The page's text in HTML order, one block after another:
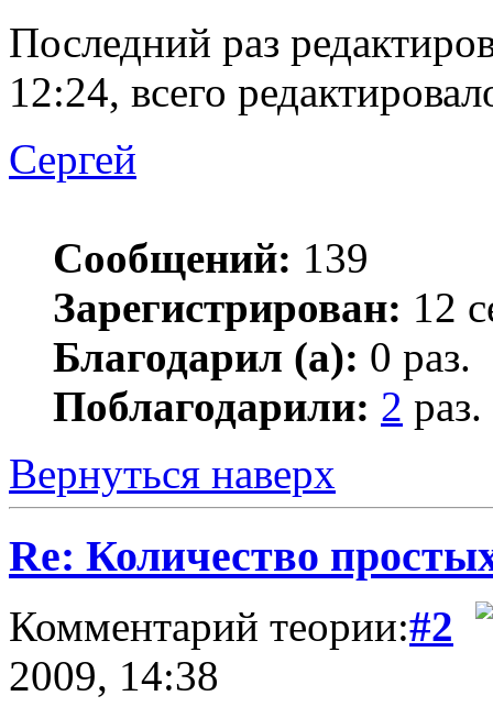
Последний раз
12:24, всего
Сергей
Сообщений: 139
Зарегистрирован: 12
Благодарил (а): 0 раз.
Поблагодарили: 2 раз.
Вернуться наверх
Re: Количество
Комментарий теории:#2
2009, 14:38